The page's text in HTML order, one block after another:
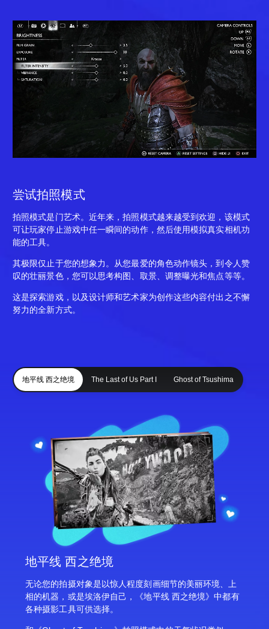
尝试拍照模式
拍照模式是门艺术。近年来，拍照模式越来越受到欢迎，该模式
可让玩家停止游戏中任一瞬间的动作，然后使用模拟真实相机功
能的工具。
其极限仅止于您的想象力。从您最爱的角色动作镜头，到令人赞
叹的壮丽景色，您可以思考构图、取景、调整曝光和焦点等等。
这是探索游戏，以及设计师和艺术家为创作这些内容付出之不懈
努力的全新方式。
地平线 西之绝境 The Last of Us Part I Ghost of Tsushima
地平线 西之绝境
无论您的拍摄对象是以惊人程度刻画细节的美丽环境、上
相的机器，或是埃洛伊自己，《地平线 西之绝境》中都有
各种摄影工具可供选择。